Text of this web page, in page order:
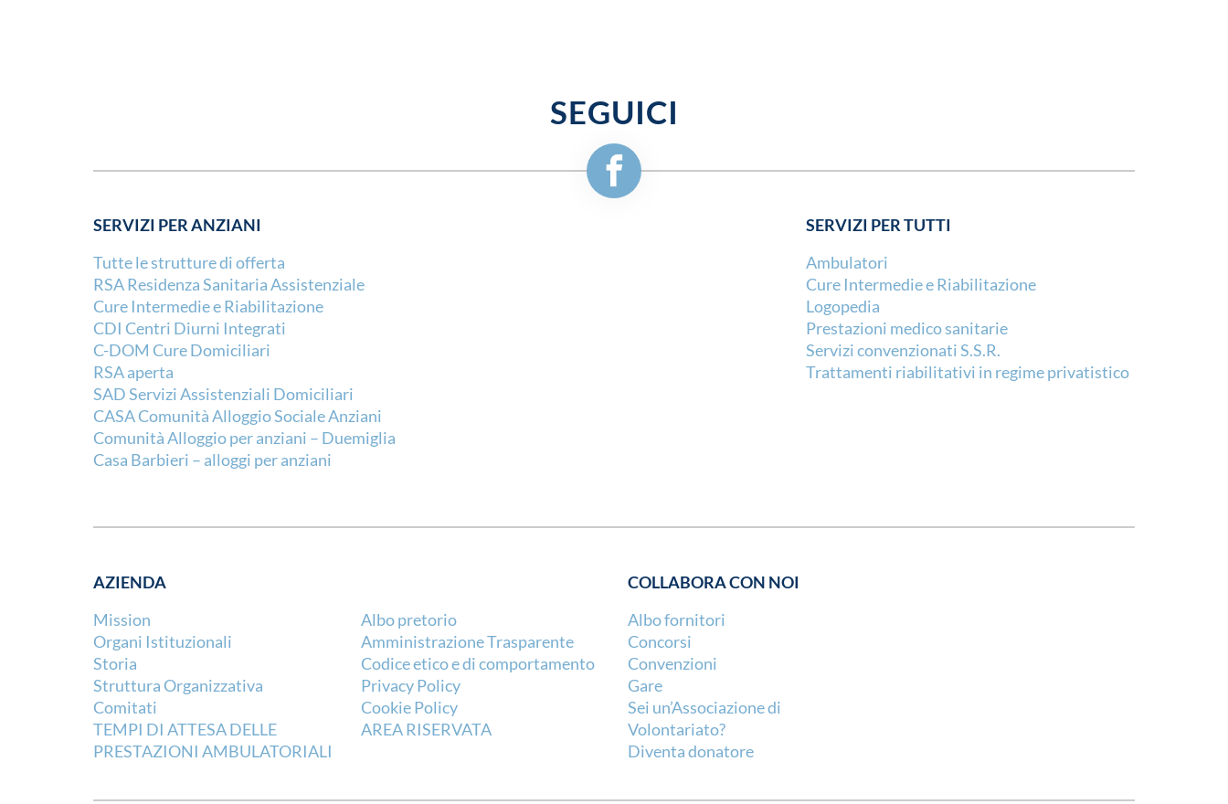
SEGUICI
SERVIZI PER ANZIANI
Tutte le strutture di offerta
RSA Residenza Sanitaria Assistenziale
Cure Intermedie e Riabilitazione
CDI Centri Diurni Integrati
C-DOM Cure Domiciliari
RSA aperta
SAD Servizi Assistenziali Domiciliari
CASA Comunità Alloggio Sociale Anziani
Comunità Alloggio per anziani – Duemiglia
Casa Barbieri – alloggi per anziani
SERVIZI PER TUTTI
Ambulatori
Cure Intermedie e Riabilitazione
Logopedia
Prestazioni medico sanitarie
Servizi convenzionati S.S.R.
Trattamenti riabilitativi in regime privatistico
AZIENDA
Mission
Organi Istituzionali
Storia
Struttura Organizzativa
Comitati
TEMPI DI ATTESA DELLE
PRESTAZIONI AMBULATORIALI
Albo pretorio
Amministrazione Trasparente
Codice etico e di comportamento
Privacy Policy
Cookie Policy
AREA RISERVATA
COLLABORA CON NOI
Albo fornitori
Concorsi
Convenzioni
Gare
Sei un’Associazione di
Volontariato?
Diventa donatore